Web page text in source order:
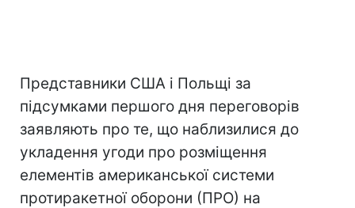
Представники США і Польщі за
підсумками першого дня переговорів
заявляють про те, що наблизилися до
укладення угоди про розміщення
елементів американської системи
протиракетної оборони (ПРО) на